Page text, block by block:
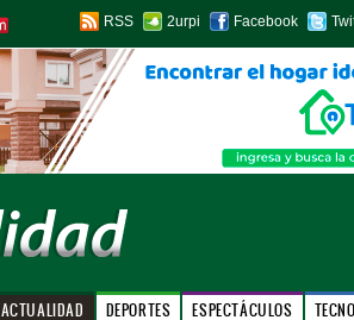
RSS 2urpi Facebook
ACTUALIDAD DEPORTES ESPECTÁCULOS